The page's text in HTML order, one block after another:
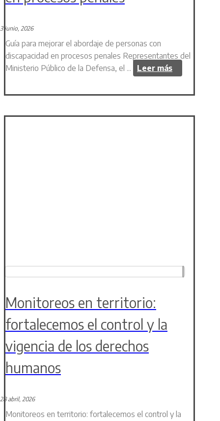
3 junio, 2026
Guía para mejorar el abordaje de personas con
discapacidad en procesos penales Representantes del
Ministerio Público de la Defensa, el ...
Leer más
Monitoreos en territorio:
fortalecemos el control y la
vigencia de los derechos
humanos
28 abril, 2026
Monitoreos en territorio: fortalecemos el control y la